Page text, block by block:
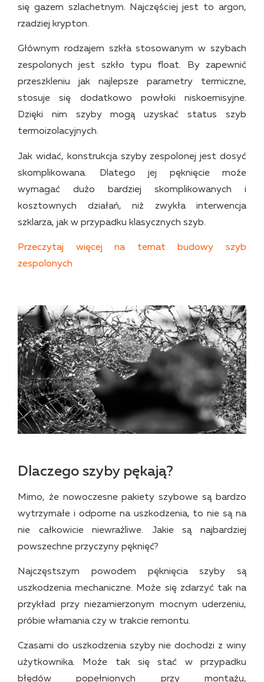
się gazem szlachetnym. Najczęściej jest to argon,
rzadziej krypton.
Głównym rodzajem szkła stosowanym w szybach
zespolonych jest szkło typu float. By zapewnić
przeszkleniu jak najlepsze parametry termiczne,
stosuje się dodatkowo powłoki niskoemisyjne.
Dzięki nim szyby mogą uzyskać status szyb
termoizolacyjnych.
Jak widać, konstrukcja szyby zespolonej jest dosyć
skomplikowana. Dlatego jej pęknięcie może
wymagać dużo bardziej skomplikowanych i
kosztownych działań, niż zwykła interwencja
szklarza, jak w przypadku klasycznych szyb.
Przeczytaj więcej na temat budowy szyb
zespolonych
Dlaczego szyby pękają?
Mimo, że nowoczesne pakiety szybowe są bardzo
wytrzymałe i odporne na uszkodzenia, to nie są na
nie całkowicie niewrażliwe. Jakie są najbardziej
powszechne przyczyny pęknięć?
Najczęstszym powodem pęknięcia szyby są
uszkodzenia mechaniczne. Może się zdarzyć tak na
przykład przy niezamierzonym mocnym uderzeniu,
próbie włamania czy w trakcie remontu.
Czasami do uszkodzenia szyby nie dochodzi z winy
użytkownika. Może tak się stać w przypadku
błędów popełnionych przy montażu,